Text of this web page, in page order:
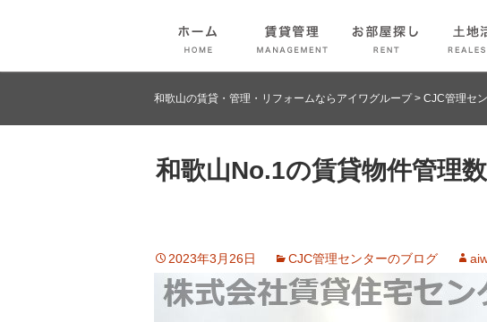
和歌山の賃貸・管理・リフォームならアイワグループ> CJC管理セ
和歌山No.1の賃貸物件管理
2023年3月26日 CJC管理センターのブログ